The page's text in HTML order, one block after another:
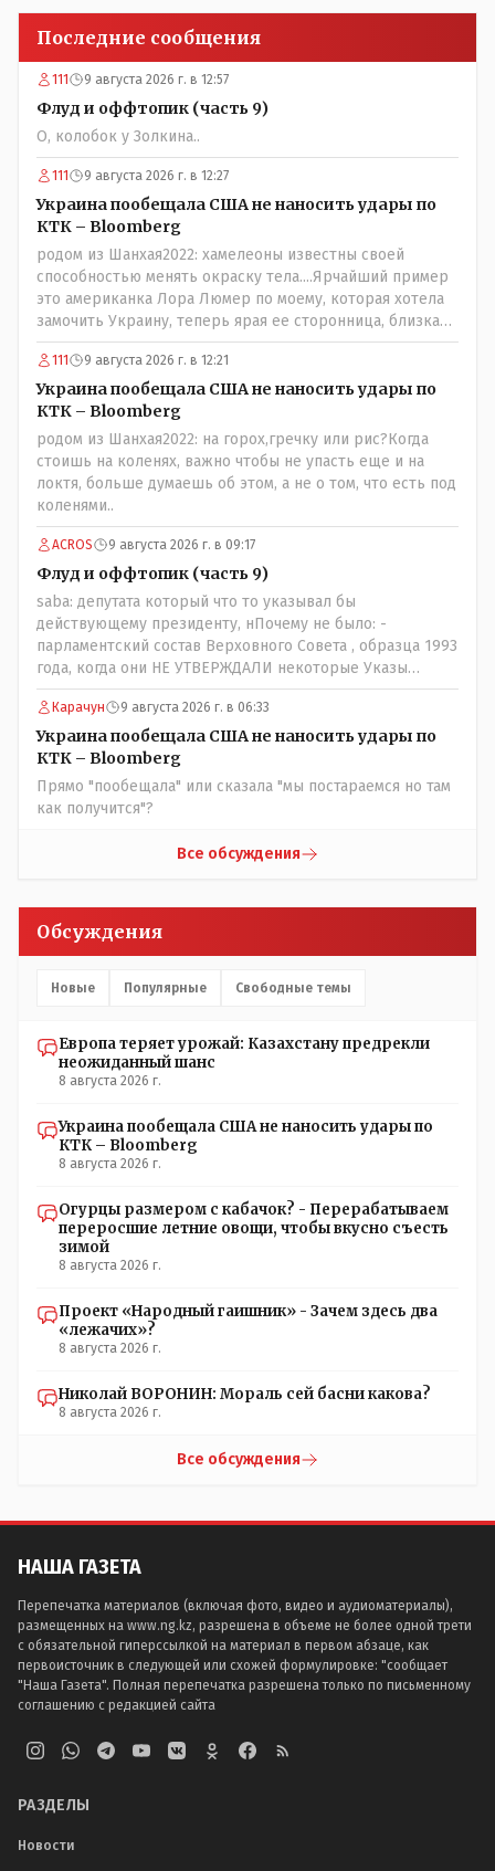
Последние сообщения
111 9 августа 2026 г. в 12:57
Флуд и оффтопик (часть 9)
О, колобок у Золкина..
111 9 августа 2026 г. в 12:27
Украина пообещала США не наносить удары по
КТК – Bloomberg
родом из Шанхая2022: хамелеоны известны своей
способностью менять окраску тела....Ярчайший пример
это американка Лора Люмер по моему, которая хотела
замочить Украину, теперь ярая ее сторонница, близкая
к Трампу. Ну и западные страны тем более, которые
предоставляли Зеленскому убежище, чтоб он бежал и
которые развернулись потом на 180 или 360 градусов,
посмотрев на того, как он не сдался, но ты же там сам
живешь и многое знаешь о тех, на кого работаешь.. Это
просто прагматизм и ничего личного. Победим мы, они
встанут под нас и наоборот и все это понимают..
111 9 августа 2026 г. в 12:21
Украина пообещала США не наносить удары по
КТК – Bloomberg
родом из Шанхая2022: на горох,гречку или рис?Когда
стоишь на коленях, важно чтобы не упасть еще и на
локтя, больше думаешь об этом, а не о том, что есть под
коленями..
ACROS 9 августа 2026 г. в 09:17
Флуд и оффтопик (часть 9)
saba: депутата который что то указывал бы
действующему президенту, нПочему не было: -
парламентский состав Верховного Совета , образца 1993
года, когда они НЕ УТВЕРЖДАЛИ некоторые Указы
Назарбаева, особенно в части выборов и перевыборов и
некоторых вопросах внутренней политики, и тогда
Назарбай волевым Указом РАСПУСТИЛ этот бунтарский
состав. Имя - Серикболсын Абдильдин вам знакомо -
юывший секретарь ЦК КП Казахстана , впоследствии -
депутат Верховного Совета и Мажлиса и Председатель
партии коммунстов- он в то время и после и причём
НЕОДНОКРАТНО, указывал и многократно на недостатки
Назарбая и предлагал ему самому ДОБРОВОЛЬНО уйти с
Карачун 9 августа 2026 г. в 06:33
Украина пообещала США не наносить удары по
КТК – Bloomberg
Прямо "пообещала" или сказала "мы постараемся но там
как получится"?
Все обсуждения
Обсуждения
Новые Популярные Свободные темы
Европа теряет урожай: Казахстану предрекли
неожиданный шанс
8 августа 2026 г.
Украина пообещала США не наносить удары по
КТК – Bloomberg
8 августа 2026 г.
Огурцы размером с кабачок? - Перерабатываем
переросшие летние овощи, чтобы вкусно съесть
зимой
8 августа 2026 г.
Проект «Народный гаишник» - Зачем здесь два
«лежачих»?
8 августа 2026 г.
Николай ВОРОНИН: Мораль сей басни какова?
8 августа 2026 г.
Все обсуждения
НАША ГАЗЕТА
Перепечатка материалов (включая фото, видео и аудиоматериалы),
размещенных на www.ng.kz, разрешена в объеме не более одной трети
с обязательной гиперссылкой на материал в первом абзаце, как
первоисточник в следующей или схожей формулировке: "сообщает
"Наша Газета". Полная перепечатка разрешена только по письменному
соглашению с редакцией сайта
РАЗДЕЛЫ
Новости